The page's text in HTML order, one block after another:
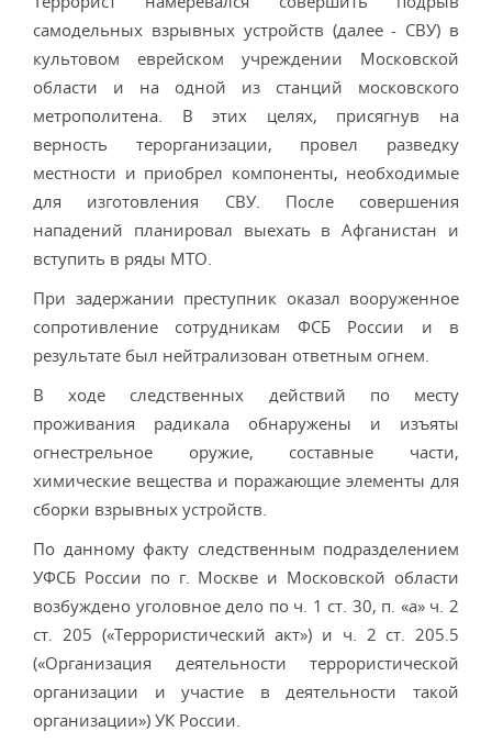
самодельных взрывных устройств (далее - СВУ) в
культовом еврейском учреждении Московской
области и на одной из станций московского
метрополитена. В этих целях, присягнув на
верность терорганизации, провел разведку
местности и приобрел компоненты, необходимые
для изготовления СВУ. После совершения
нападений планировал выехать в Афганистан и
вступить в ряды МТО.
При задержании преступник оказал вооруженное
сопротивление сотрудникам ФСБ России и в
результате был нейтрализован ответным огнем.
В ходе следственных действий по месту
проживания радикала обнаружены и изъяты
огнестрельное оружие, составные части,
химические вещества и поражающие элементы для
сборки взрывных устройств.
По данному факту следственным подразделением
УФСБ России по г. Москве и Московской области
возбуждено уголовное дело по ч. 1 ст. 30, п. «а» ч. 2
ст. 205 («Террористический акт») и ч. 2 ст. 205.5
(«Организация деятельности террористической
организации и участие в деятельности такой
организации») УК России.